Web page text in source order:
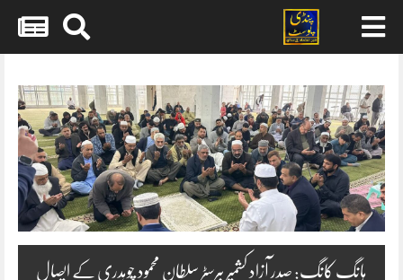
content
ہانگ کانگ: صدر آزاد کشمیر بیرسٹر سلطان محمود چوہدری کے ایصالِ